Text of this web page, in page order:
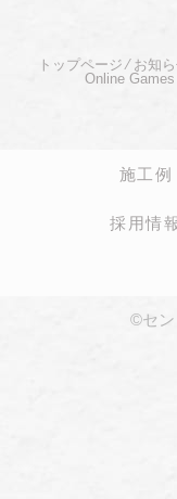
トップページ ⁄ お知
Online
施工例
採用情報
©セン